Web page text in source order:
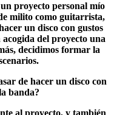
proyecto personal mío
milito como guitarrista,
un disco con gustos
del proyecto una
decidimos formar la
de hacer un disco con
banda?
al proyecto, y también